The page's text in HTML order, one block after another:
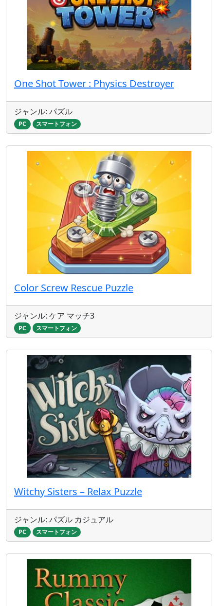
One Shot Tower : Physics Destroyer
ジャンル: パズル
PC スマートフォン
Color Screw Rescue Puzzle
ジャンル: ケア マッチ3
PC スマートフォン
Witchy Sisters – Relax Puzzle
ジャンル: パズル カジュアル
PC スマートフォン